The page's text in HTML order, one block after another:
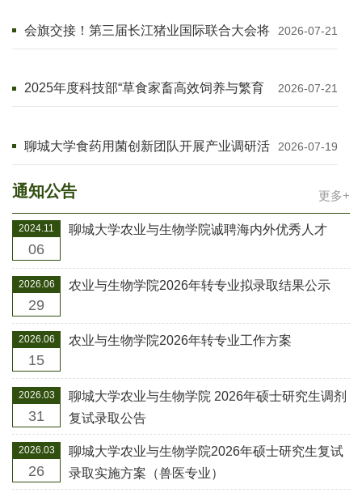
2026-07-21
会旗交接！第三届长江猪业国际联合大会将
于2027年落户聊城大学
2026-07-21
2025年度科技部“草食家畜高效饲养与繁育
技术”国际培训班在聊城大学开班
2026-07-19
聊城大学食药用菌创新团队开展产业调研活
动
更多+
通知公告
2024.11
06
聊城大学农业与生物学院诚聘海内外优秀人才
2026.06
29
农业与生物学院2026年转专业拟录取结果公示
2026.06
15
农业与生物学院2026年转专业工作方案
2026.03
31
聊城大学农业与生物学院 2026年硕士研究生调剂
复试录取公告
2026.03
26
聊城大学农业与生物学院2026年硕士研究生复试
录取实施方案（兽医专业）